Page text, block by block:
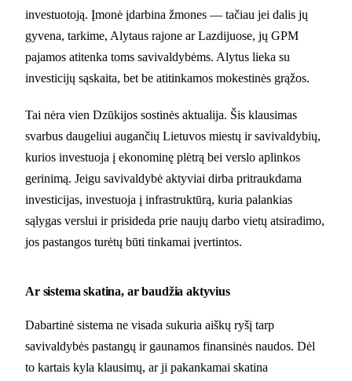
investuotoją. Įmonė įdarbina žmones — tačiau jei dalis jų
gyvena, tarkime, Alytaus rajone ar Lazdijuose, jų GPM
pajamos atitenka toms savivaldybėms. Alytus lieka su
investicijų sąskaita, bet be atitinkamos mokestinės grąžos.
Tai nėra vien Dzūkijos sostinės aktualija. Šis klausimas
svarbus daugeliui augančių Lietuvos miestų ir savivaldybių,
kurios investuoja į ekonominę plėtrą bei verslo aplinkos
gerinimą. Jeigu savivaldybė aktyviai dirba pritraukdama
investicijas, investuoja į infrastruktūrą, kuria palankias
sąlygas verslui ir prisideda prie naujų darbo vietų atsiradimo,
jos pastangos turėtų būti tinkamai įvertintos.
Ar sistema skatina, ar baudžia aktyvius
Dabartinė sistema ne visada sukuria aiškų ryšį tarp
savivaldybės pastangų ir gaunamos finansinės naudos. Dėl
to kartais kyla klausimų, ar ji pakankamai skatina